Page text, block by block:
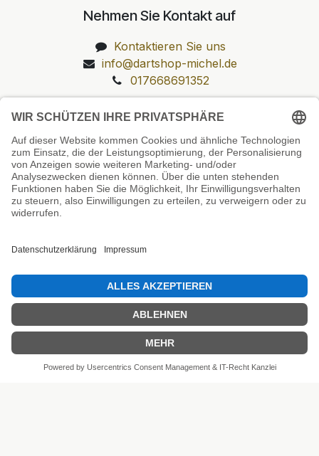
Nehmen Sie Kontakt auf
Kontaktieren Sie uns
info@dartshop-michel.de
017668691352
Unsere Prüfsiegel